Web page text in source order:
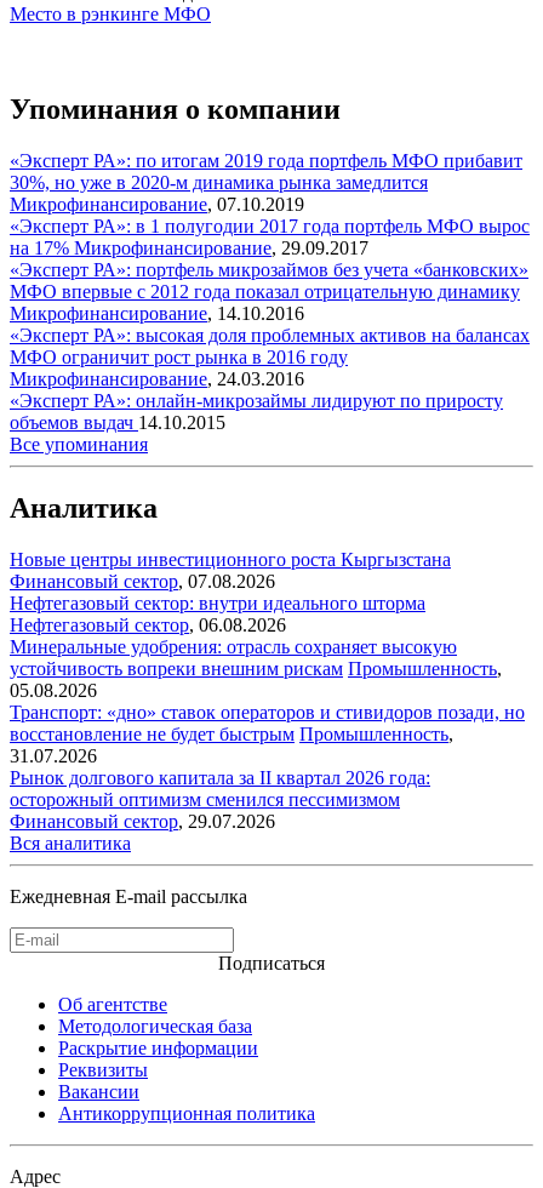
Место в рэнкинге МФО
Упоминания о компании
«Эксперт РА»: по итогам 2019 года портфель МФО прибавит
30%, но уже в 2020-м динамика рынка замедлится
Микрофинансирование, 07.10.2019
«Эксперт РА»: в 1 полугодии 2017 года портфель МФО вырос
на 17% Микрофинансирование, 29.09.2017
«Эксперт РА»: портфель микрозаймов без учета «банковских»
МФО впервые с 2012 года показал отрицательную динамику
Микрофинансирование, 14.10.2016
«Эксперт РА»: высокая доля проблемных активов на балансах
МФО ограничит рост рынка в 2016 году
Микрофинансирование, 24.03.2016
«Эксперт РА»: онлайн-микрозаймы лидируют по приросту
объемов выдач 14.10.2015
Все упоминания
Аналитика
Новые центры инвестиционного роста Кыргызстана
Финансовый сектор, 07.08.2026
Нефтегазовый сектор: внутри идеального шторма
Нефтегазовый сектор, 06.08.2026
Минеральные удобрения: отрасль сохраняет высокую
устойчивость вопреки внешним рискам Промышленность,
05.08.2026
Транспорт: «дно» ставок операторов и стивидоров позади, но
восстановление не будет быстрым Промышленность,
31.07.2026
Рынок долгового капитала за II квартал 2026 года:
осторожный оптимизм сменился пессимизмом
Финансовый сектор, 29.07.2026
Вся аналитика
Ежедневная E-mail рассылка
Подписаться
Об агентстве
Методологическая база
Раскрытие информации
Реквизиты
Вакансии
Антикоррупционная политика
Адрес